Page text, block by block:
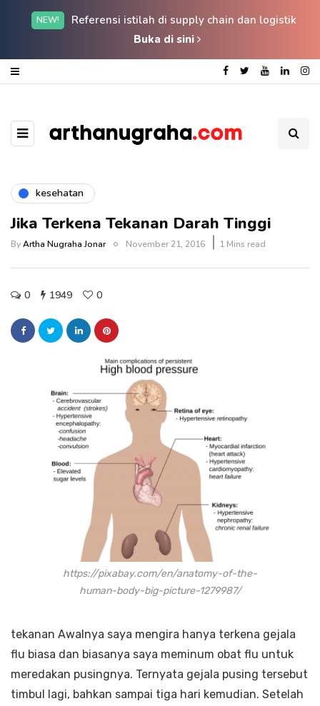
NEW!
Referensi istilah di supply chain dan logistik
Buka di sini
kesehatan
Jika Terkena Tekanan Darah Tinggi
ByArtha Nugraha Jonar November 21, 2016 1 Mins read
0 1949 0
https://pixabay.com/en/anatomy-of-the-
human-body-big-picture-1279987/
tekanan Awalnya saya mengira hanya terkena gejala
flu biasa dan biasanya saya meminum obat flu untuk
meredakan pusingnya. Ternyata gejala pusing tersebut
timbul lagi, bahkan sampai tiga hari kemudian. Setelah